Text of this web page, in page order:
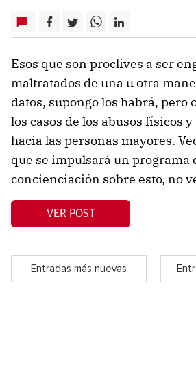
Esos que son proclives a ser
maltratados de una u otra
datos, supongo los habrá, pero
los casos de los abusos físicos
hacia las personas mayores.
que se impulsará un programa
concienciación sobre esto, no
VER POST
Entradas más nuevas